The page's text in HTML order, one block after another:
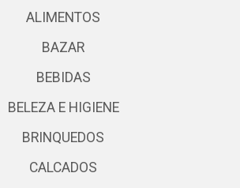
ALIMENTOS
BAZAR
BEBIDAS
BELEZA E HIGIENE
BRINQUEDOS
CALCADOS